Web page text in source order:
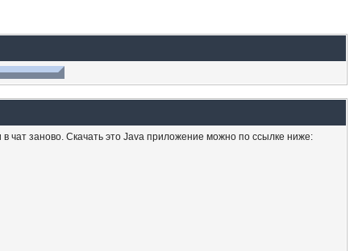
чат заново. Скачать это Java приложение можно по ссылке ниже: